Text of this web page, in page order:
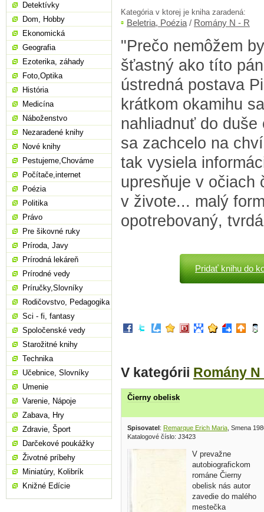
Kategória v ktorej je kniha zaradená:
Beletria, Poézia / Romány N - R
"Prečo nemôžem
šťastný ako títo
ústredná postava
krátkom okamihu
nahliadnuť do
sa zachcelo na
tak vysiela
upresňuje v očiach
v živote... malý
opotrebovaný,
Pridať knihu do
V kategórii Romány N
Čierny obelisk
Spisovatel: Remarque Erich Maria , Smena
Katalogové číslo: J3423
V prevažne
autobiografickom
románe Čierny
obelisk nás autor
zavedie do malého
mestečka
Detektívky
Dom, Hobby
Ekonomická
Geografia
Ezoterika, záhady
Foto,Optika
História
Medicína
Náboženstvo
Nezaradené knihy
Nové knihy
Pestujeme,Chováme
Počítače,internet
Poézia
Politika
Právo
Pre šikovné ruky
Príroda, Javy
Prírodná lekáreň
Prírodné vedy
Príručky,Slovníky
Rodičovstvo, Pedagogika
Sci - fi, fantasy
Spoločenské vedy
Starožitné knihy
Technika
Učebnice, Slovníky
Umenie
Varenie, Nápoje
Zabava, Hry
Zdravie, Šport
Darčekové poukážky
Životné príbehy
Miniatúry, Kolibrík
Knižné Edície